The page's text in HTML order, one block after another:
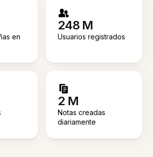
en
248 M
Usuarios registrados
2 M
Notas creadas
diariamente